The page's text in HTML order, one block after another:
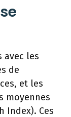
avec les
de
et les
moyennes
Index). Ces